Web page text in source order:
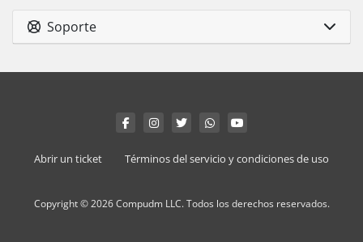
Soporte
Abrir un ticket Términos del servicio y condiciones de uso
Copyright © 2026 Compudm LLC. Todos los derechos reservados.